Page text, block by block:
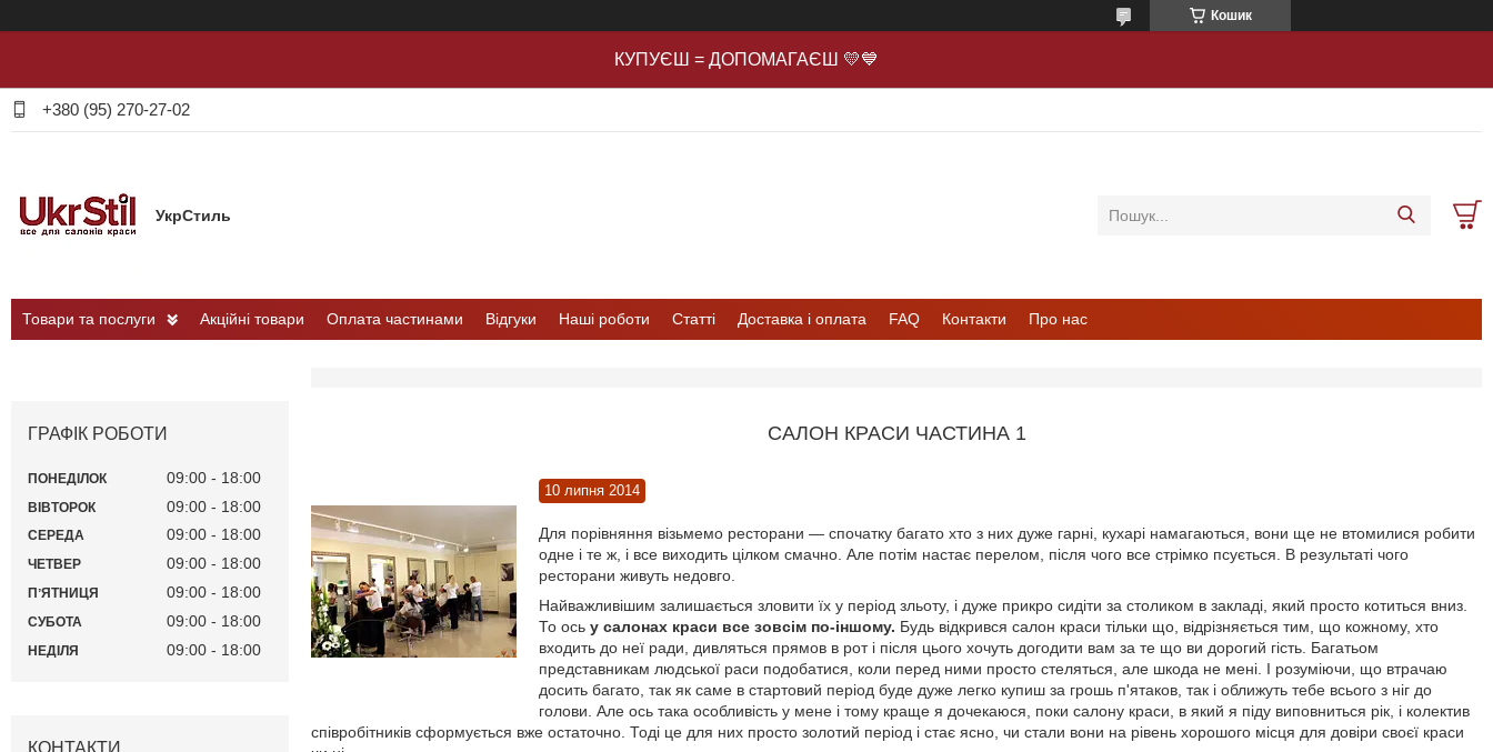
Кошик
КУПУЄШ = ДОПОМАГАЄШ 💛💙
+380 (95) 270-27-02
УкрСтиль
Товари та послуги Акційні товари Оплата частинами Відгуки Наші роботи Статті Доставка і оплата FAQ Контакти Про нас
САЛОН КРАСИ ЧАСТИНА 1
10 липня 2014
Для порівняння візьмемо ресторани — спочатку багато хто з них дуже гарні, кухарі намагаються, вони ще не втомилися робити
одне і те ж, і все виходить цілком смачно. Але потім настає перелом, після чого все стрімко псується. В результаті чого
ресторани живуть недовго.
Найважливішим залишається зловити їх у період зльоту, і дуже прикро сидіти за столиком в закладі, який просто котиться вниз.
То ось у салонах краси все зовсім по-іншому. Будь відкрився салон краси тільки що, відрізняється тим, що кожному, хто
входить до неї ради, дивляться прямов в рот і після цього хочуть догодити вам за те що ви дорогий гість. Багатьом
представникам людської раси подобатися, коли перед ними просто стеляться, але шкода не мені. І розуміючи, що втрачаю
досить багато, так як саме в стартовий період буде дуже легко купиш за грошь п'ятаков, так і оближуть тебе всього з ніг до
голови. Але ось така особливість у мене і тому краще я дочекаюся, поки салону краси, в який я піду виповниться рік, і колектив
співробітників сформується вже остаточно. Тоді це для них просто золотий період і стає ясно, чи стали вони на рівень хорошого місця для довіри своєї краси
ГРАФІК РОБОТИ
ПОНЕДІЛОК 09:00 18:00
ВІВТОРОК 09:00 18:00
СЕРЕДА 09:00 18:00
ЧЕТВЕР 09:00 18:00
ПʼЯТНИЦЯ 09:00 18:00
СУБОТА 09:00 18:00
НЕДІЛЯ 09:00 18:00
КОНТАКТИ